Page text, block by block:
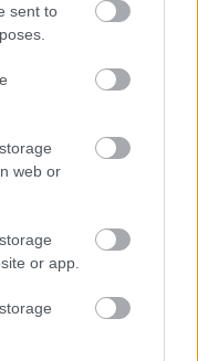
sent to
web or
or app.
hozott, amely
amire igénybe
százalékos adó-
azonnal kimerült a
így azóta egyetlen új
a rendszerbe. Bár
hogy Hollywood
forgatásokban, és
támogatási rendszer